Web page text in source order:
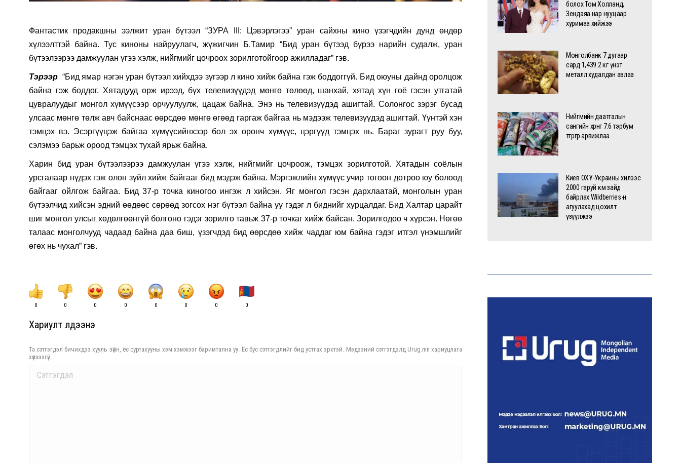
Фантастик продакшны ээлжит уран бүтээл “ЗУРА III: Цэвэрлэгээ” уран сайхны кино үзэгчдийн дунд өндөр
хүлээлттэй байна. Тус киноны найруулагч, жүжигчин Б.Тамир “Бид уран бүтээд бүрээ нарийн судалж, уран
бүтээлээрээ дамжуулан үгээ хэлж, нийгмийг цочроох зорилготойгоор ажилладаг” гэв.
Тэрээр “Бид ямар нэгэн уран бүтээл хийхдээ зүгээр л кино хийж байна гэж боддоггүй. Бид оюуны дайнд оролцож
байна гэж боддог. Хятадууд орж ирээд, бүх телевизүүдэд мөнгө төлөөд, шанхай, хятад хүн гоё гэсэн утгатай
цувралуудыг монгол хүмүүсээр орчуулуулж, цацаж байна. Энэ нь телевизүүдэд ашигтай. Солонгос зэрэг бусад
улсаас мөнгө төлж авч байснаас өөрсдөө мөнгө өгөөд гаргаж байгаа нь мэдээж телевизүүдэд ашигтай. Үүнтэй хэн
тэмцэх вэ. Эсэргүүцэж байгаа хүмүүсийнхээр бол эх оронч хүмүүс, цэргүүд тэмцэх нь. Бараг зурагт руу буу,
сэлэмээ барьж ороод тэмцэх тухай ярьж байна.
Харин бид уран бүтээлээрээ дамжуулан үгээ хэлж, нийгмийг цочроож, тэмцэх зорилготой. Хятадын соёлын
урсгалаар нүдэх гэж олон зүйл хийж байгааг бид мэдэж байна. Мэргэжлийн хүмүүс учир тогоон дотроо юу болоод
байгааг ойлгож байгаа. Бид 37-р точка киногоо ингэж л хийсэн. Яг монгол гэсэн дархлаатай, монголын уран
бүтээлчид хийсэн эдний өөдөөс сөрөөд зогсох нэг бүтээл байна уу гэдэг л биднийг хурцалдаг. Бид Халтар царайт
шиг монгол улсыг хөдөлгөөнгүй болгоно гэдэг зорилго тавьж 37-р точкаг хийж байсан. Зорилгодоо ч хүрсэн. Нөгөө
талаас монголчууд чадаад байна даа биш, үзэгчдэд бид өөрсдөө хийж чаддаг юм байна гэдэг итгэл үнэмшлийг
өгөх нь чухал” гэв.
0 0 0 0 0 0 0 0
Хариулт үлдээнэ үү
Та сэтгэгдэл бичихдээ хууль зүйн, ёс суртахууны хэм хэмжээг баримтална уу. Ёс бус сэтгэгдлийг бид устгах эрхтэй. Мэдээний сэтгэгдэлд Urug.mn хариуцлага
хүлээхгүй.
Comment
болох Том Холланд,
Зендаяа нар нууцаар
хуримаа хийжээ
Монголбанк 7 дугаар
сард 1,439.2 кг үнэт
металл худалдан авлаа
Нийгмийн даатгалын
сангийн хөрөнгө 7.6 тэрбум
төгрөгөөр арвижлаа
Киев ОХУ-Украины хилээс
2000 гаруй км зайд
байрлах Wildberries-н
агуулахад цохилт
үзүүлжээ
шүүхэд шилжүүлжээ
Шатахууны нийлүүлэлт